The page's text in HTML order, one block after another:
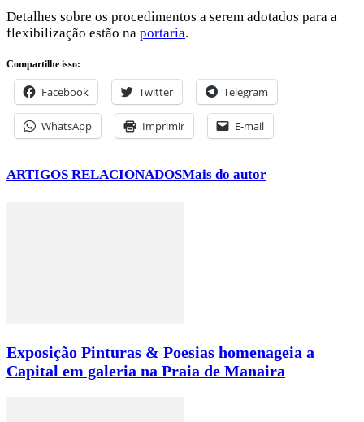
Detalhes sobre os procedimentos a serem adotados para a
flexibilização estão na portaria.
Compartilhe isso:
Facebook Twitter Telegram
WhatsApp Imprimir E-mail
ARTIGOS RELACIONADOSMais do autor
Exposição Pinturas & Poesias homenageia a
Capital em galeria na Praia de Manaira